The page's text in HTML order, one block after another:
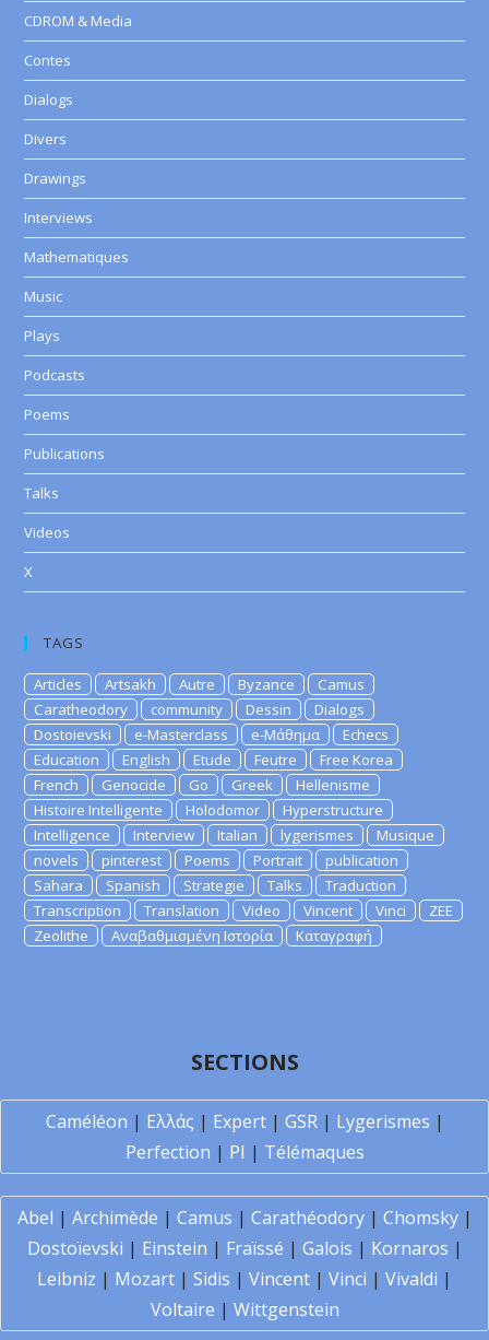
CDROM & Media
Contes
Dialogs
Divers
Drawings
Interviews
Mathematiques
Music
Plays
Podcasts
Poems
Publications
Talks
Videos
X
TAGS
Articles Artsakh Autre Byzance
Camus
Caratheodory
community Dessin
Dialogs
Dostoievski
e-Masterclass e-Μάθημα
Echecs
Education
English Etude Feutre
Free Korea
French
Genocide Go Greek
Hellenisme
Histoire Intelligente
Holodomor
Hyperstructure
Intelligence
Interview Italian lygerismes
Musique
novels
pinterest Poems Portrait
publication
Sahara
Spanish Strategie Talks
Traduction
Transcription
Translation Video Vincent Vinci
ZEE
Zeolithe
Αναβαθμισμένη Ιστορία Καταγραφή
SECTIONS
Caméléon | Ελλάς | Expert| GSR| Lygerismes |
Perfection | PI | Télémaques
Abel | Archimède | Camus | Carathéodory| Chomsky|
Dostoïevski | Einstein | Fraïssé | Galois | Kornaros |
Leibniz | Mozart | Sidis | Vincent | Vinci | Vivaldi |
Voltaire | Wittgenstein